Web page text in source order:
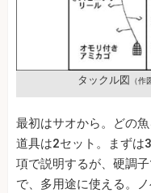
タックル図 （作
最初はサオから。どの
道具は2セット。まずは
項で説明するが、硬調
で、多用途に使える。